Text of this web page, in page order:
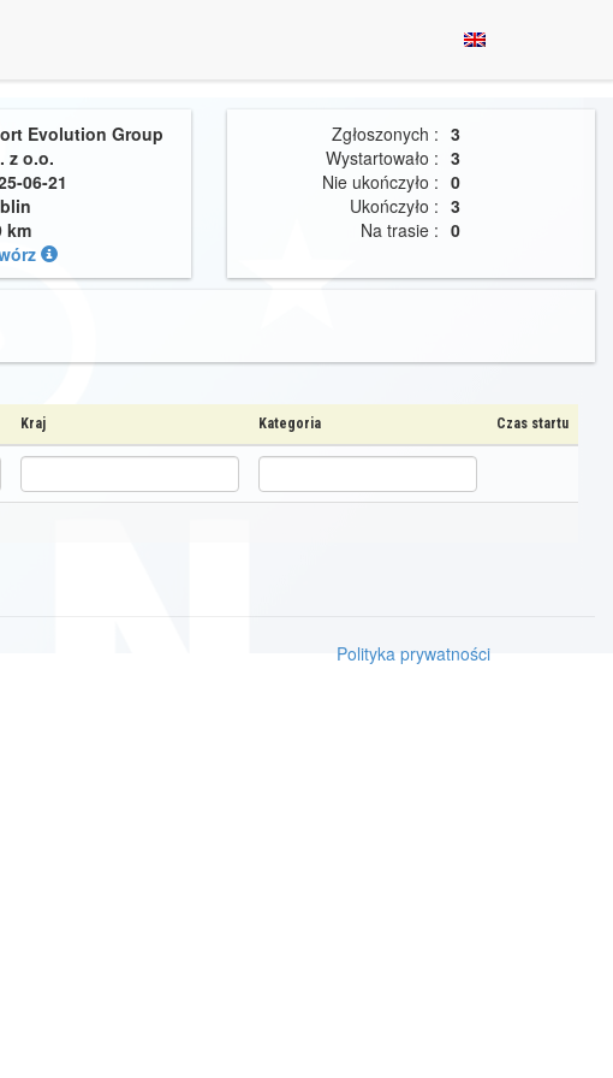
Evolution Group
z o.o.
06-21
km
Zgłoszonych : 3
Wystartowało : 3
Nie ukończyło : 0
Ukończyło : 3
Na trasie : 0
Kraj Kategoria Czas startu
Polityka prywatności